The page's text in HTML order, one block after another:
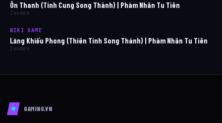
Ôn Thanh (Tinh Cung Song Thánh) | Phàm Nhân Tu Tiên
Zenden
WIKI GAME
Lăng Khiếu Phong (Thiên Tinh Song Thánh) | Phàm Nhân Tu Tiên
Zenden
GAMING.VN